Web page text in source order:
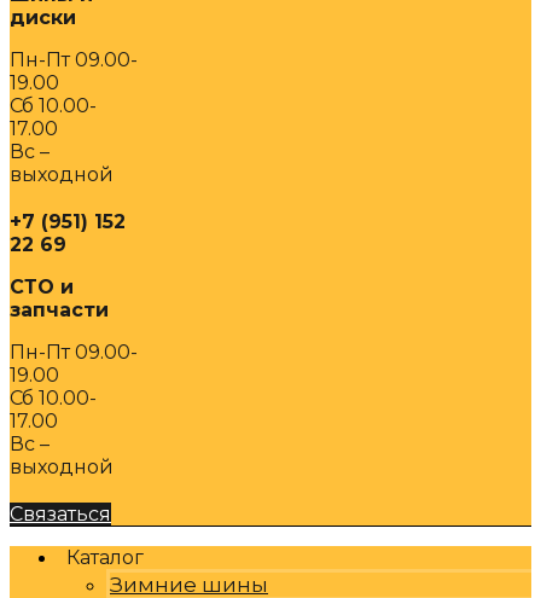
диски
Пн-Пт 09.00-
19.00
Сб 10.00-
17.00
Вс –
выходной
+7 (951) 152
22 69
СТО и
запчасти
Пн-Пт 09.00-
19.00
Сб 10.00-
17.00
Вс –
выходной
Связаться
Каталог
Зимние шины